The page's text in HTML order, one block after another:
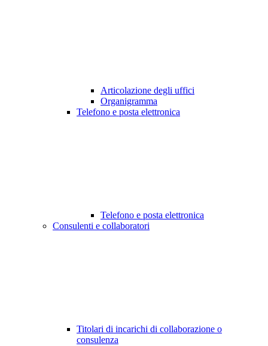
Articolazione degli uffici
Organigramma
Telefono e posta elettronica
Telefono e posta elettronica
Consulenti e collaboratori
Titolari di incarichi di collaborazione o
consulenza